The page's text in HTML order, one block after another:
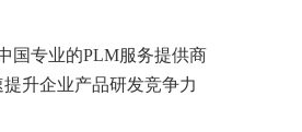
国专业的PLM服务提供商
升企业产品研发竞争力